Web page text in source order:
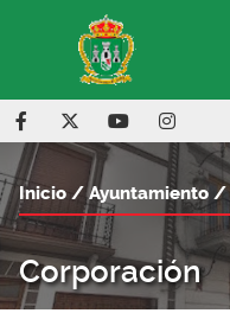
Corporación
Inicio Ayuntamiento